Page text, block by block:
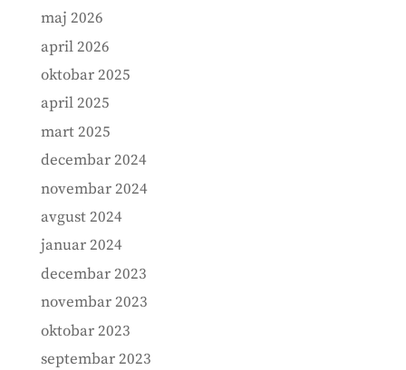
maj 2026
april 2026
oktobar 2025
april 2025
mart 2025
decembar 2024
novembar 2024
avgust 2024
januar 2024
decembar 2023
novembar 2023
oktobar 2023
septembar 2023